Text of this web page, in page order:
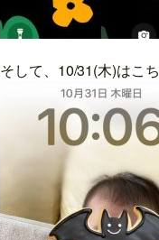
そして、10/31(木)はこ